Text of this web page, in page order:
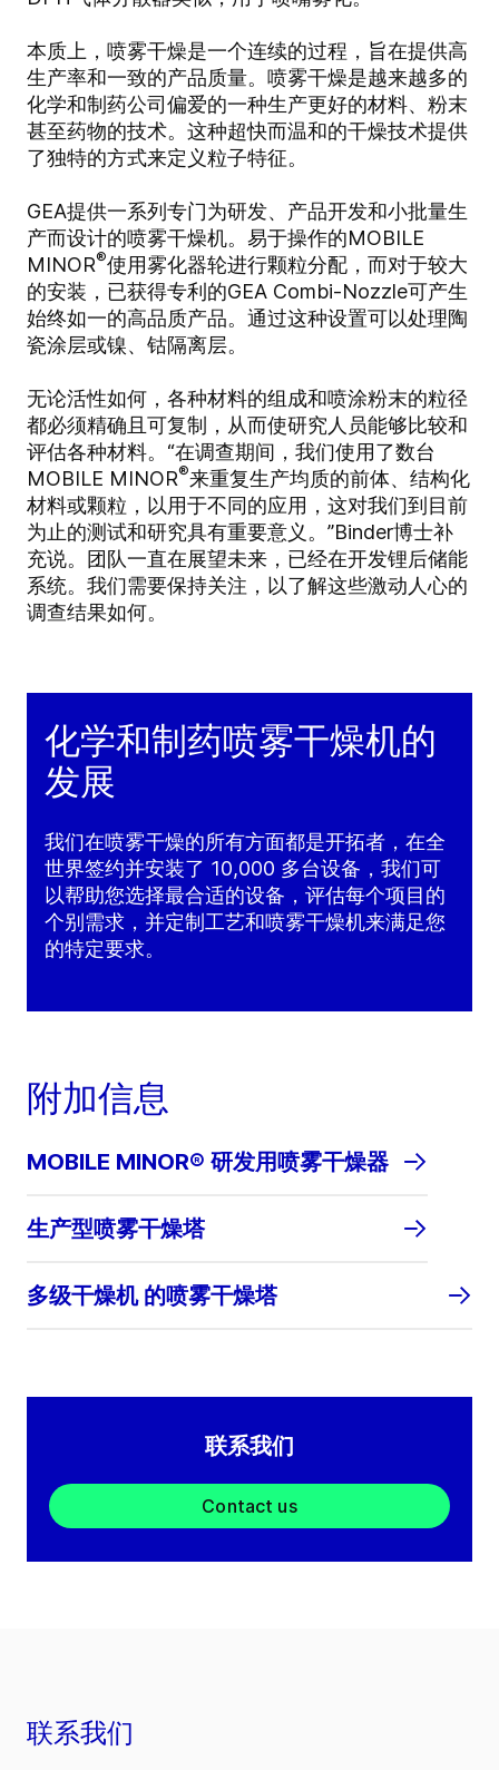
本质上，喷雾干燥是一个连续的过程，旨在提供高
生产率和一致的产品质量。喷雾干燥是越来越多的
化学和制药公司偏爱的一种生产更好的材料、粉末
甚至药物的技术。这种超快而温和的干燥技术提供
了独特的方式来定义粒子特征。
GEA提供一系列专门为研发、产品开发和小批量生
产而设计的喷雾干燥机。易于操作的MOBILE
MINOR®使用雾化器轮进行颗粒分配，而对于较大
的安装，已获得专利的GEA Combi-Nozzle可产生
始终如一的高品质产品。通过这种设置可以处理陶
瓷涂层或镍、钴隔离层。
无论活性如何，各种材料的组成和喷涂粉末的粒径
都必须精确且可复制，从而使研究人员能够比较和
评估各种材料。“在调查期间，我们使用了数台
MOBILE MINOR®来重复生产均质的前体、结构化
材料或颗粒，以用于不同的应用，这对我们到目前
为止的测试和研究具有重要意义。”Binder博士补
充说。团队一直在展望未来，已经在开发锂后储能
系统。我们需要保持关注，以了解这些激动人心的
调查结果如何。
化学和制药喷雾干燥机的
发展
我们在喷雾干燥的所有方面都是开拓者，在全
世界签约并安装了 10,000 多台设备，我们可
以帮助您选择最合适的设备，评估每个项目的
个别需求，并定制工艺和喷雾干燥机来满足您
的特定要求。
附加信息
MOBILE MINOR® 研发用喷雾干燥器
生产型喷雾干燥塔
多级干燥机 的喷雾干燥塔
联系我们
Contact us
联系我们